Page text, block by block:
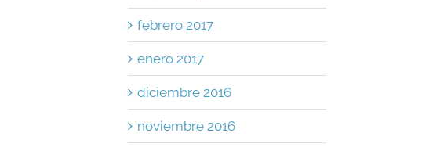
febrero 2017
enero 2017
diciembre 2016
noviembre 2016